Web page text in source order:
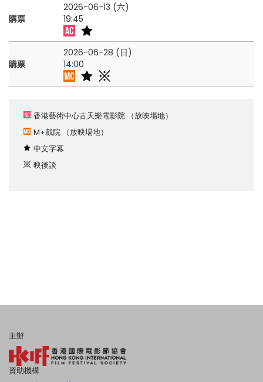
購票
2026-06-13 (六)
19:45
購票
2026-06-28 (日)
14:00
香港藝術中心古天樂電影院 （放映場地）
M+戲院 （放映場地）
中文字幕
映後談
主辦
資助機構